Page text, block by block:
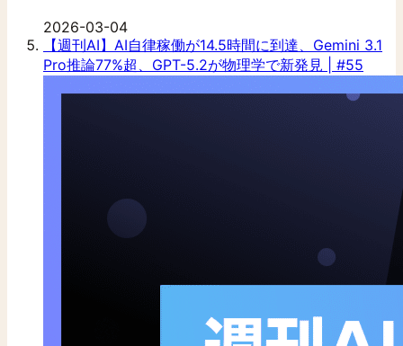
2026-03-04
【週刊AI】AI自律稼働が14.5時間に到達、Gemini 3.1
Pro推論77%超、GPT-5.2が物理学で新発見 | #55